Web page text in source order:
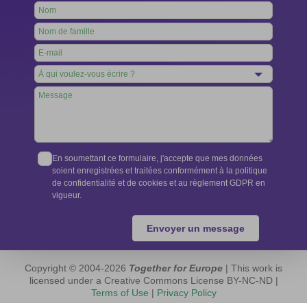
Leave
this
field
blank
En soumettant ce formulaire, j'accepte que mes données
soient enregistrées et traitées conformément à la politique
de confidentialité et de cookies et au règlement GDPR en
vigueur.
Envoyer un message
Copyright © 2004-2026 Together for Europe | This work is
licensed under a Creative Commons License BY-NC-ND |
Terms of Use | Privacy Policy